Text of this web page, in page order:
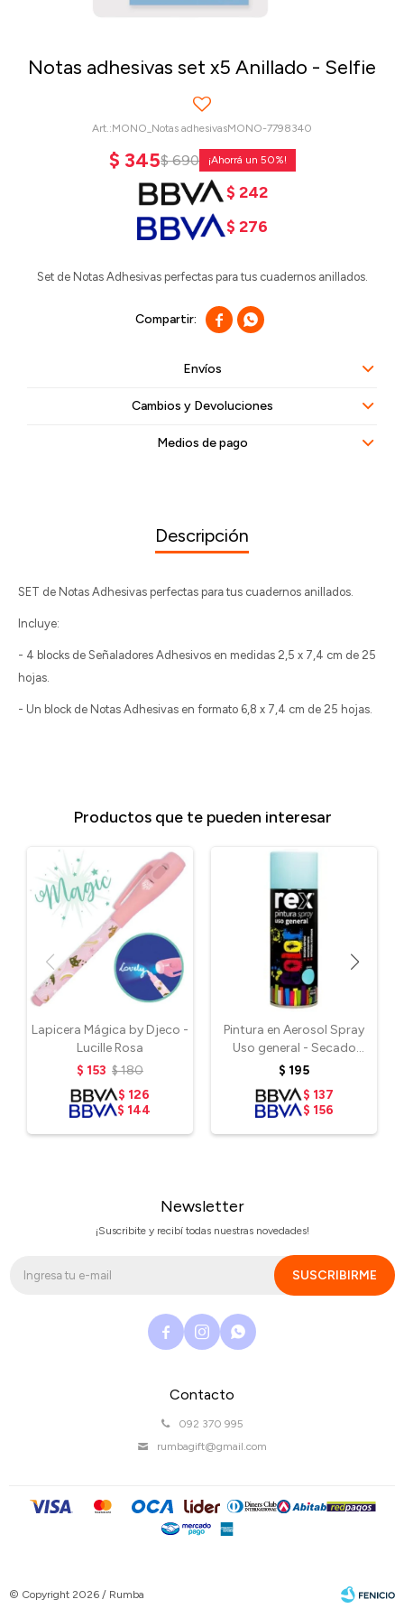
Notas adhesivas set x5 Anillado - Selfie
MONO_Notas adhesivasMONO-7798340
$ 345$ 690 50
$ 242
$ 276
Set de Notas Adhesivas perfectas para tus cuadernos anillados.
 
Envíos
Cambios y Devoluciones
Medios de pago
Descripción
SET de Notas Adhesivas perfectas para tus cuadernos anillados.
Incluye:
- 4 blocks de Señaladores Adhesivos en medidas 2,5 x 7,4 cm de 25
hojas.
- Un block de Notas Adhesivas en formato 6,8 x 7,4 cm de 25 hojas.
Productos que te pueden interesar
Lapicera Mágica by Djeco -
Lucille Rosa
$ 153 $180
$ 126
$ 144
Pintura en Aerosol Spray
Uso general - Secado
Rápido - Celeste
$ 195
$ 137
$ 156
Contacto
092 370 995
rumbagift@gmail.com
Newsletter
¡Suscribite y recibí todas nuestras novedades!
SUSCRIBIRME
  
© Copyright 2026 / Rumba